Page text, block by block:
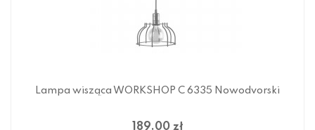
Lampa wisząca WORKSHOP C 6335 Nowodvorski
189.00 zł